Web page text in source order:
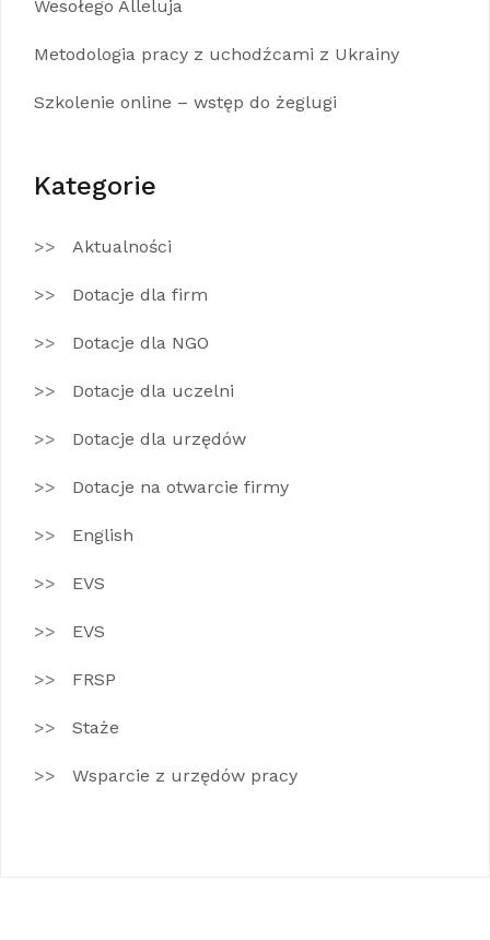
Wesołego Alleluja
Metodologia pracy z uchodźcami z Ukrainy
Szkolenie online – wstęp do żeglugi
Kategorie
Aktualności
Dotacje dla firm
Dotacje dla NGO
Dotacje dla uczelni
Dotacje dla urzędów
Dotacje na otwarcie firmy
English
EVS
EVS
FRSP
Staże
Wsparcie z urzędów pracy